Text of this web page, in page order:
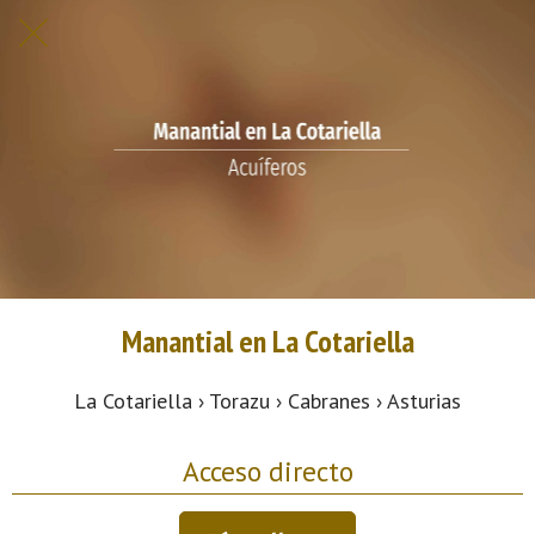
Manantial en La Cotariella
La Cotariella › Torazu › Cabranes › Asturias
Acceso directo